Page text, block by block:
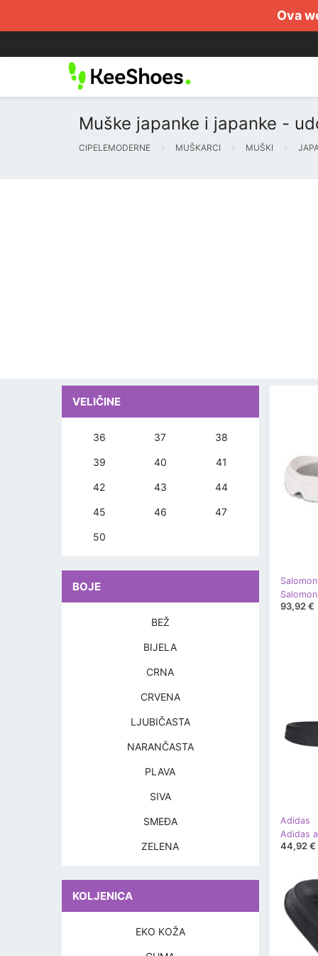
Ova
Muške japanke i japanke -
CIPELEMODERNE MUŠKARCI MUŠKI
Salomon
93,92 €
Adidas
Adidas
44,92 €
VELIČINE
36 37 38
39 40 41
42 43 44
45 46 47
50
BOJE
BEŽ
BIJELA
CRNA
CRVENA
LJUBIČASTA
NARANČASTA
PLAVA
SIVA
SMEĐA
ZELENA
KOLJENICA
EKO KOŽA